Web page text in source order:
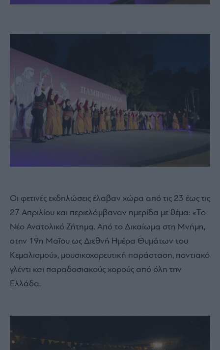
Οι φετινές εκδηλώσεις έλαβαν χώρα από τις 23 έως τις
27 Απριλίου και περιελάμβαναν ημερίδα με θέμα: «Το
Νέο Ανατολικό Ζήτημα. Από το Δικαίωμα στη Μνήμη,
στην 19η Μαΐου ως Διεθνή Ημέρα Θυμάτων του
Κεμαλισμού», μουσικοχορευτική παράσταση, ποντιακό
γλέντι και παραδοσιακούς χορούς από όλη την
Ελλάδα.